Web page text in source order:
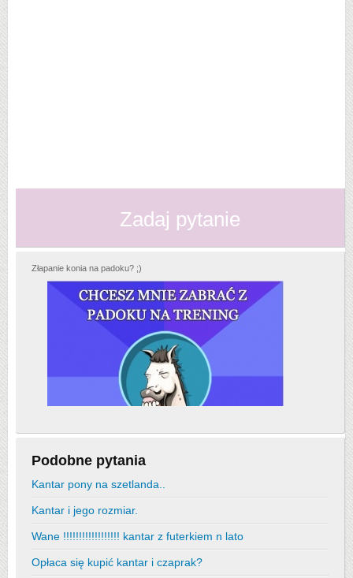
Zadaj pytanie
Złapanie konia na padoku? ;)
Podobne pytania
Kantar pony na szetlanda..
Kantar i jego rozmiar.
Wane !!!!!!!!!!!!!!!!!! kantar z futerkiem n lato
Opłaca się kupić kantar i czaprak?